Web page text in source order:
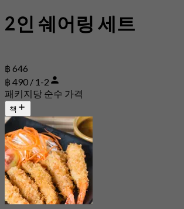
2인 쉐어링 세트
฿ 646
฿ 490 / 1-2
패키지당 순수 가격
책